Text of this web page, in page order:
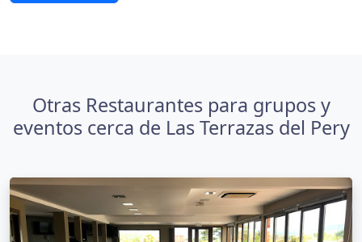
Otras Restaurantes para grupos y
eventos cerca de Las Terrazas del Pery